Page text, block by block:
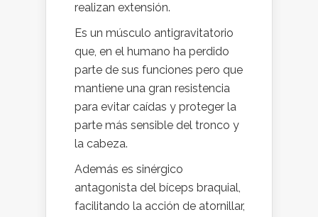
realizan extensión.
Es un músculo antigravitatorio
que, en el humano ha perdido
parte de sus funciones pero que
mantiene una gran resistencia
para evitar caídas y proteger la
parte más sensible del tronco y
la cabeza.
Además es sinérgico
antagonista del bíceps braquial,
facilitando la acción de atornillar,